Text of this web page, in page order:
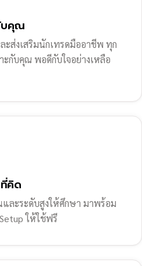
บคุณ
ส่งเสริมนักเทรดมืออาชีพ ทุก
กับคุณ พอดีกับใจอย่างเหลือ
ที่คิด
และระดับสูงให้ศึกษา มาพร้อม
ให้ใช้ฟรี